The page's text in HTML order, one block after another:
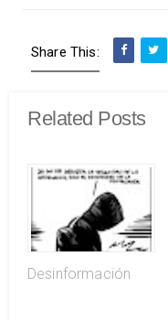
Share This:
Related Posts
Desinformación